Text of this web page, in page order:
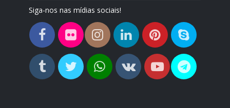
Siga-nos nas mídias sociais!